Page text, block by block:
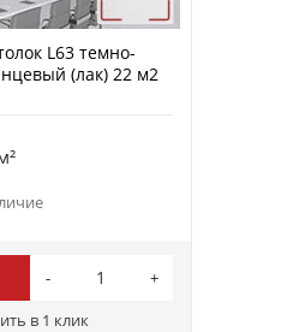
L63 темно-
(лак) 22 м2
в 1 клик